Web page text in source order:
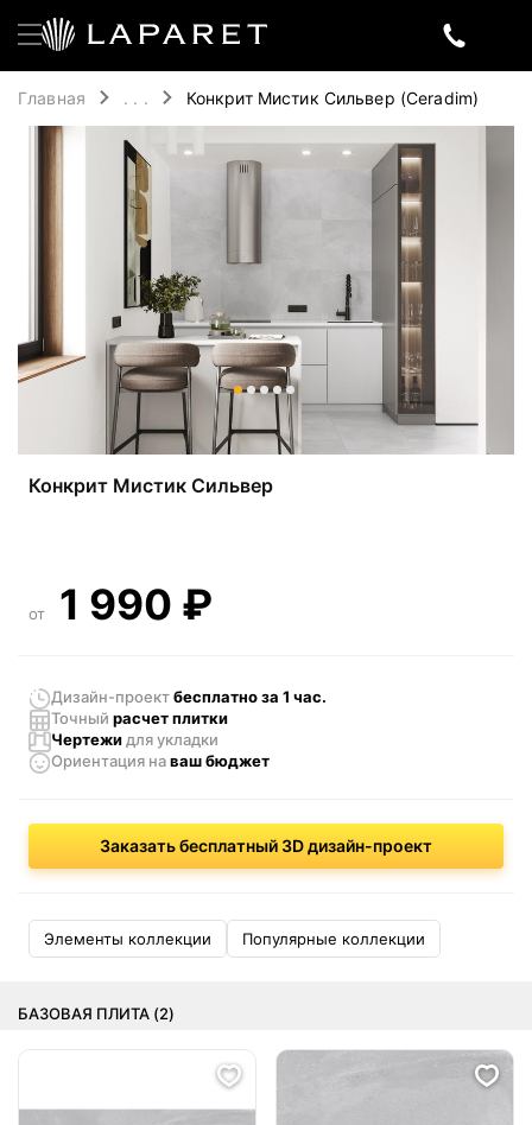
Главная . . . Конкрит Мистик Сильвер (Ceradim)
Конкрит Мистик Сильвер
от 1 990 ₽
Дизайн-проектбесплатно за 1 час.
Точный расчет плитки
Чертежи для укладки
Ориентация наваш бюджет
Заказать бесплатный 3D дизайн-проект
Элементы коллекции Популярные коллекции
БАЗОВАЯ ПЛИТА (2)